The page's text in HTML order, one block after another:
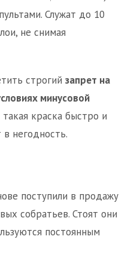
Служат до 10
не снимая
строгий запрет на
минусовой
краска быстро и
негодность.
поступили в продажу
собратьев. Стоят они
постоянным